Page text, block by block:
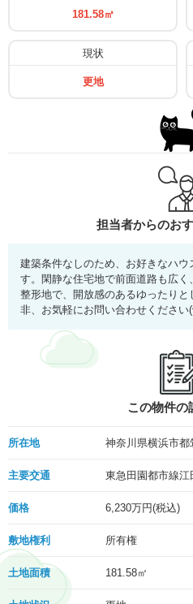
181.58㎡
現状
更地
担当者からのお
建築条件なしのため、お好きなハウ
す。閑静な住宅地で前面道路も広
整形地で、開放感のあるゆったり
非、お気軽にお問い合わせください
この物件の
所在地 神奈川県横浜市都
主要交通 東急田園都市線江
価格 6,230万円(税込)
敷地権利 所有権
土地面積 181.58㎡